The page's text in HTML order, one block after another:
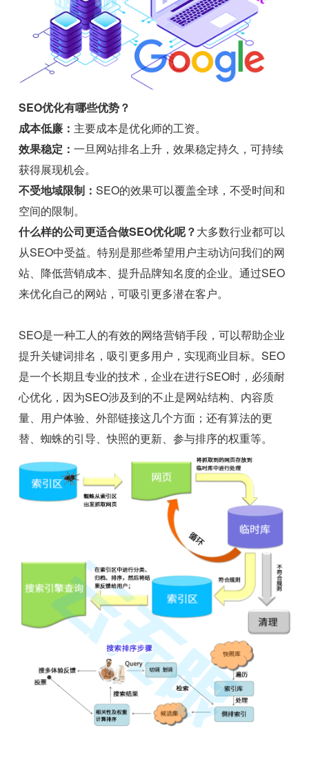
SEO优化有哪些优势？
成本低廉： 主要成本是优化师的工资。
效果稳定：一旦网站排名上升，效果稳定持久，可持续
获得展现机会。
不受地域限制：SEO的效果可以覆盖全球，不受时间和
空间的限制。
什么样的公司更适合做SEO优化呢？大多数行业都可以
从SEO中受益。特别是那些希望用户主动访问我们的网
站、降低营销成本、提升品牌知名度的企业。通过SEO
来优化自己的网站，可吸引更多潜在客户。
SEO是一种工人的有效的网络营销手段，可以帮助企业
提升关键词排名，吸引更多用户，实现商业目标。SEO
是一个长期且专业的技术，企业在进行SEO时，必须耐
心优化，因为SEO涉及到的不止是网站结构、内容质
量、用户体验、外部链接这几个方面；还有算法的更
替、蜘蛛的引导、快照的更新、参与排序的权重等。